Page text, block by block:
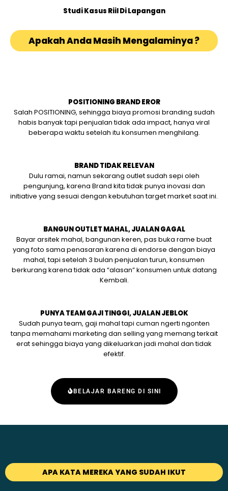
Studi Kasus Riil Di Lapangan
Apakah Anda Masih Mengalaminya ?
POSITIONING BRAND EROR
Salah POSITIONING, sehingga biaya promosi branding sudah
habis banyak tapi penjualan tidak ada impact, hanya viral
beberapa waktu setelah itu konsumen menghilang.
BRAND TIDAK RELEVAN
Dulu ramai, namun sekarang outlet sudah sepi oleh
pengunjung, karena Brand kita tidak punya inovasi dan
initiative yang sesuai dengan kebutuhan target market saat ini.
BANGUN OUTLET MAHAL, JUALAN GAGAL
Bayar arsitek mahal, bangunan keren, pas buka rame buat
yang foto sama penasaran karena di endorse dengan biaya
mahal, tapi setelah 3 bulan penjualan turun, konsumen
berkurang karena tidak ada “alasan” konsumen untuk datang
Kembali.
PUNYA TEAM GAJI TINGGI, JUALAN JEBLOK
Sudah punya team, gaji mahal tapi cuman ngerti ngonten
tanpa memahami marketing dan selling yang memang terkait
erat sehingga biaya yang dikeluarkan jadi mahal dan tidak
efektif.
BELAJAR BARENG DI SINI
APA KATA MEREKA YANG SUDAH IKUT